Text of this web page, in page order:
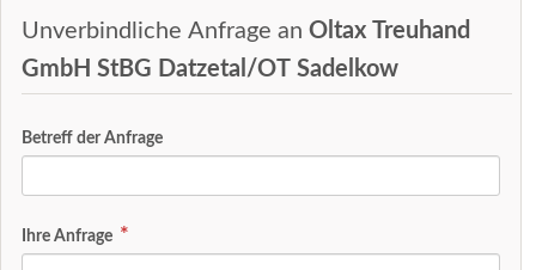
Unverbindliche Anfrage an Oltax Treuhand
GmbH StBG Datzetal/OT Sadelkow
Betreff der Anfrage
Ihre Anfrage